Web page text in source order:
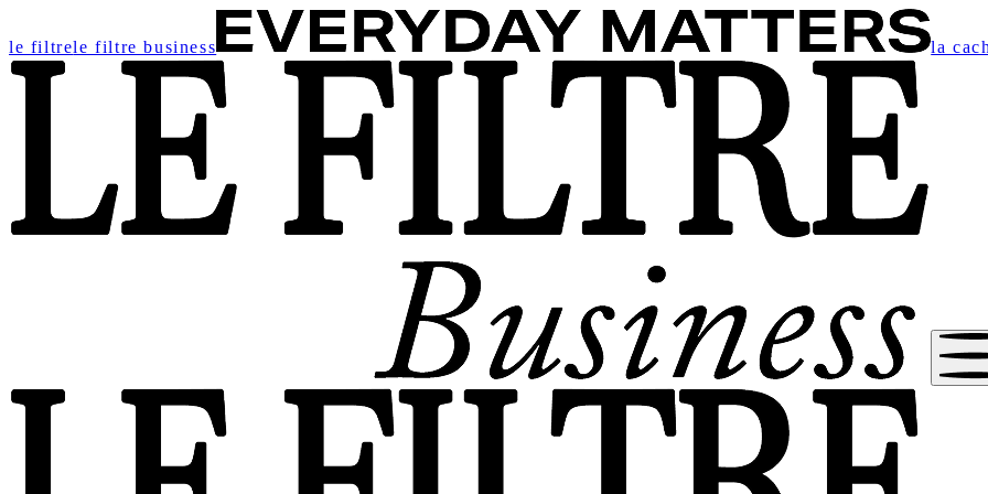
le filtrele filtre business la